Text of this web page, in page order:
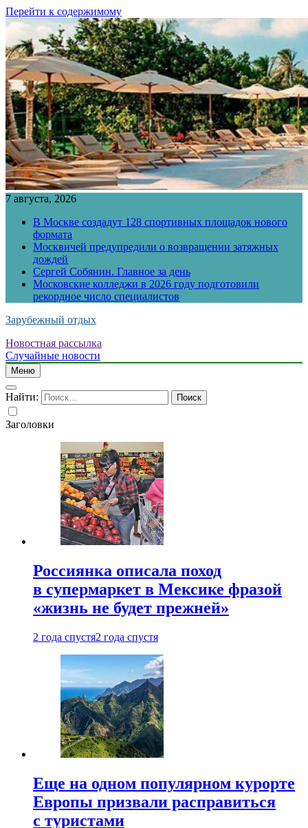
Перейти к содержимому
7 августа, 2026
В Москве создадут 128 спортивных площадок нового
формата
Москвичей предупредили о возвращении затяжных
дождей
Сергей Собянин. Главное за день
Московские колледжи в 2026 году подготовили
рекордное число специалистов
Зарубежный отдых
Новостная рассылка
Случайные новости
Меню
Найти:
Заголовки
Россиянка описала поход
в супермаркет в Мексике фразой
«жизнь не будет прежней»
2 года спустя2 года спустя
Еще на одном популярном курорте
Европы призвали расправиться
с туристами